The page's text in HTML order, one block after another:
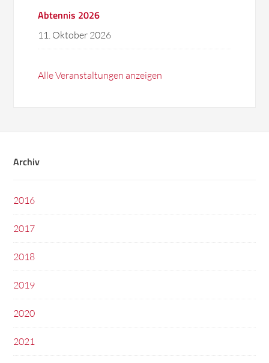
Abtennis 2026
11. Oktober 2026
Alle Veranstaltungen anzeigen
Archiv
2016
2017
2018
2019
2020
2021